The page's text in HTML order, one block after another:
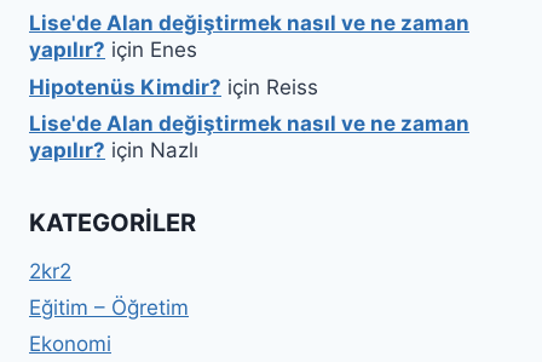
Lise'de Alan değiştirmek nasıl ve ne zaman
yapılır? için Enes
Hipotenüs Kimdir? için Reiss
Lise'de Alan değiştirmek nasıl ve ne zaman
yapılır? için Nazlı
KATEGORILER
2kr2
Eğitim – Öğretim
Ekonomi